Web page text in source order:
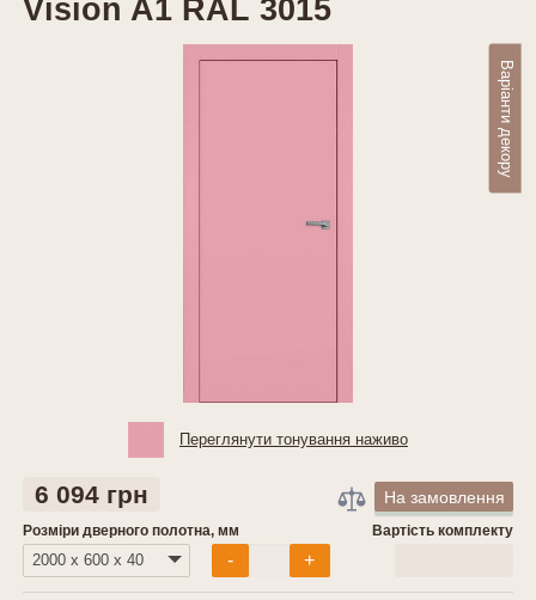
Vision A1 RAL 3015
Варіанти декору
Переглянути тонування наживо
6 094 грн На замовлення
Розміри дверного полотна, мм Вартість комплекту
- +